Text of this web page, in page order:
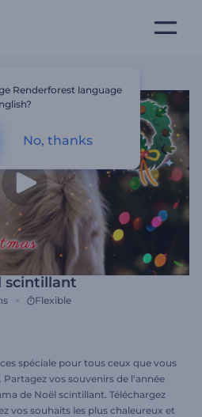
scintillant
Flexible
spéciale pour tous ceux que vous
vos souvenirs de l'année
de Noël scintillant. Téléchargez
vos souhaits les plus chaleureux et
Renderforest language
No, thanks